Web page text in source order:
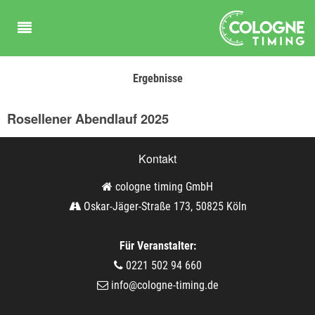
Ergebnisse
Rosellener Abendlauf 2025
Kontakt
cologne timing GmbH
Oskar-Jäger-Straße 173, 50825 Köln
Für Veranstalter:
0221 502 94 660
info@cologne-timing.de